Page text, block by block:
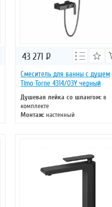
Смеситель для ванны с душем
Timo Torne 4314/03Y черный
Душевая лейка со шлангом: в
комплекте
Монтаж: настенный
Управление: однорычажное
Цвет смесителя: черный
43 271 Р